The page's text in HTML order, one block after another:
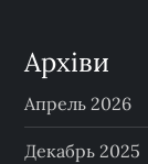
Архіви
Апрель 2026
Декабрь 2025